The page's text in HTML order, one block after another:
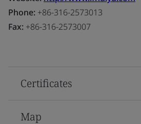
Phone: +86-316-2573013
Fax: +86-316-2573007
Certificates
Map